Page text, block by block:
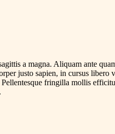
a magna. Aliquam ante
justo sapien, in cursus libero
fringilla mollis